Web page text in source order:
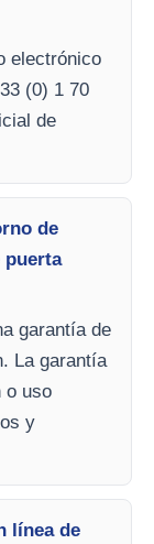
electrónico
(0) 1 70
de
de
puerta
garantía de
La garantía
o uso
y
línea de